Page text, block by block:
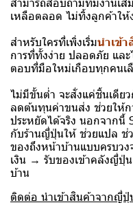
เหลือตลอด ไม่ทิ้งลูกค้าให้
สำหรับใครที่เพิ่งเริ่มนำเข้
การที่ทั้งง่าย ปลอดภัย และ
ตอบที่มือใหม่เกือบทุกคนเ
ไม่มีขั้นต่ำ จะสั่งแค่ชิ้นเดีย
ลดต้นทุนค่าขนส่ง ช่วยให้ก
ประหยัดได้จริง นอกจากนี้
กับร้านญี่ปุ่นให้ ช่วยแปล ช่
ของถึงหน้าบ้านแบบครบว
เงิน → รับของเข้าคลังญี่
บ้าน
ติดต่อ นำเข้าสินค้าจากญี่ปุ่